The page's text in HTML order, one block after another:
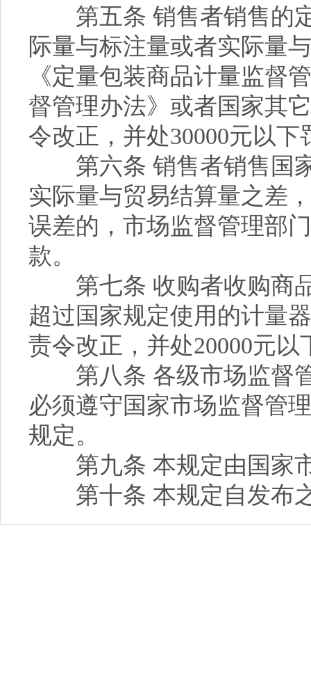
第五条 销售者销售的定
际量与标注量或者实际量
《定量包装商品计量监督
督管理办法》或者国家其
令改正，并处30000元以下
第六条 销售者销售国家
实际量与贸易结算量之差
误差的，市场监督管理部
款。
第七条 收购者收购商品
超过国家规定使用的计量
责令改正，并处20000元以
第八条 各级市场监督管
必须遵守国家市场监督管
规定。
第九条 本规定由国家市
第十条 本规定自发布